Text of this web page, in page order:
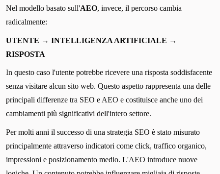
Nel modello basato sull'AEO, invece, il percorso cambia
radicalmente:
UTENTE → INTELLIGENZA ARTIFICIALE →
RISPOSTA
In questo caso l'utente potrebbe ricevere una risposta soddisfacente
senza visitare alcun sito web. Questo aspetto rappresenta una delle
principali differenze tra SEO e AEO e costituisce anche uno dei
cambiamenti più significativi dell'intero settore.
Per molti anni il successo di una strategia SEO è stato misurato
principalmente attraverso indicatori come click, traffico organico,
impressioni e posizionamento medio. L'AEO introduce nuove